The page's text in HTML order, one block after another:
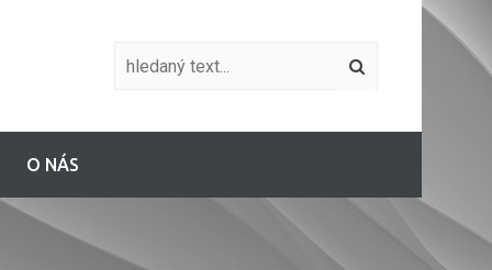
O NÁS